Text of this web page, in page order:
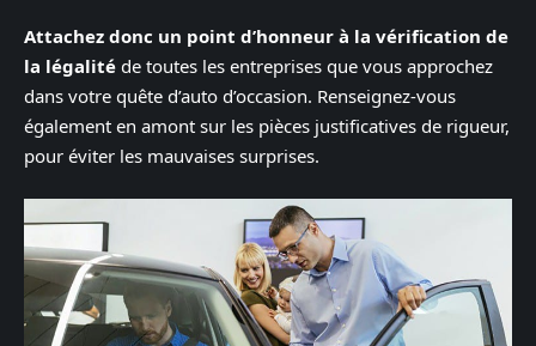
Attachez donc un point d’honneur à la vérification de
la légalité de toutes les entreprises que vous approchez
dans votre quête d’auto d’occasion. Renseignez-vous
également en amont sur les pièces justificatives de rigueur,
pour éviter les mauvaises surprises.